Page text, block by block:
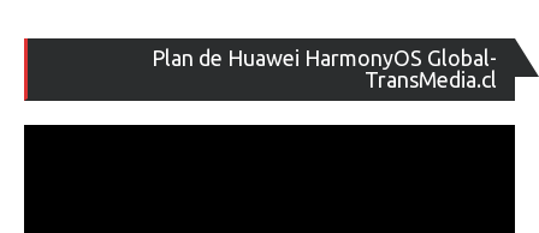
Plan de Huawei HarmonyOS Global-
TransMedia.cl
de